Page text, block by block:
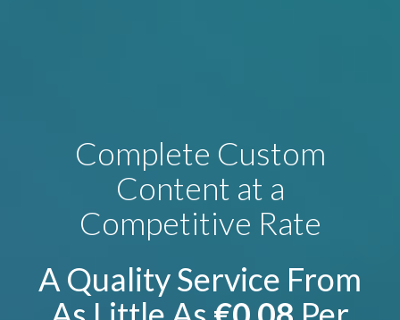
Complete Custom
Content at a
Competitive Rate
A Quality Service From